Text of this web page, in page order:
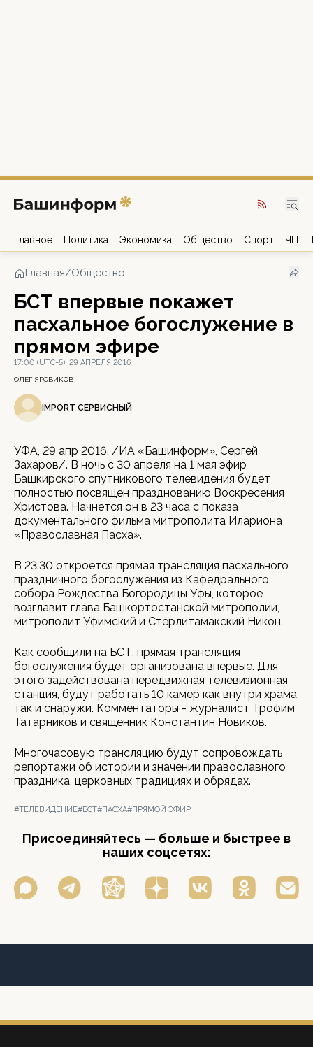
Главное Политика Экономика Общество Спорт ЧП
Главная/Общество
БСТ впервые покажет
пасхальное богослужение в
прямом эфире
17:00 (UTC+5), 29 АПРЕЛЯ 2016
ОЛЕГ ЯРОВИКОВ
IMPORT СЕРВИСНЫЙ
УФА, 29 апр 2016. /ИА «Башинформ», Сергей
Захаров/. В ночь с 30 апреля на 1 мая эфир
Башкирского спутникового телевидения будет
полностью посвящен празднованию Воскресения
Христова. Начнется он в 23 часа с показа
документального фильма митрополита Илариона
«Православная Пасха».
В 23.30 откроется прямая трансляция пасхального
праздничного богослужения из Кафедрального
собора Рождества Богородицы Уфы, которое
возглавит глава Башкортостанской митрополии,
митрополит Уфимский и Стерлитамакский Никон.
Как сообщили на БСТ, прямая трансляция
богослужения будет организована впервые. Для
этого задействована передвижная телевизионная
станция, будут работать 10 камер как внутри храма,
так и снаружи. Комментаторы - журналист Трофим
Татарников и священник Константин Новиков.
Многочасовую трансляцию будут сопровождать
репортажи об истории и значении православного
праздника, церковных традициях и обрядах.
#ТЕЛЕВИДЕНИЕ#БСТ#ПАСХА#ПРЯМОЙ ЭФИР
Присоединяйтесь — больше и быстрее в
наших соцсетях: